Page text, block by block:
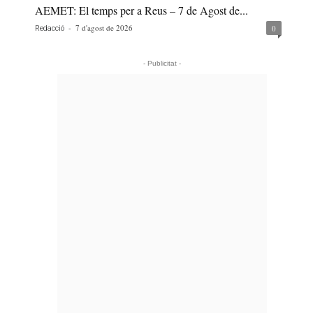
AEMET: El temps per a Reus – 7 de Agost de...
Redacció - 7 d'agost de 2026 0
- Publicitat -